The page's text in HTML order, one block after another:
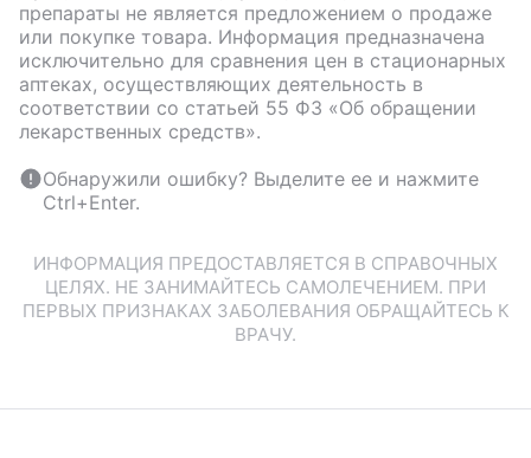
препараты не является предложением о продаже
или покупке товара. Информация предназначена
исключительно для сравнения цен в стационарных
аптеках, осуществляющих деятельность в
соответствии со статьей 55 ФЗ «Об обращении
лекарственных средств».
Обнаружили ошибку? Выделите ее и нажмите
Ctrl+Enter.
ИНФОРМАЦИЯ ПРЕДОСТАВЛЯЕТСЯ В СПРАВОЧНЫХ
ЦЕЛЯХ. НЕ ЗАНИМАЙТЕСЬ САМОЛЕЧЕНИЕМ. ПРИ
ПЕРВЫХ ПРИЗНАКАХ ЗАБОЛЕВАНИЯ ОБРАЩАЙТЕСЬ К
ВРАЧУ.